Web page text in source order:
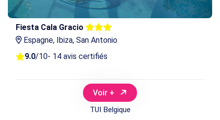
Fiesta Cala Gracio
Espagne, Ibiza, San Antonio
9.0/10- 14 avis certifiés
Voir +
TUI Belgique